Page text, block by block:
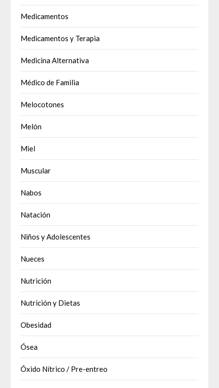
Medicamentos
Medicamentos y Terapia
Medicina Alternativa
Médico de Familia
Melocotones
Melón
Miel
Muscular
Nabos
Natación
Niños y Adolescentes
Nueces
Nutrición
Nutrición y Dietas
Obesidad
Ósea
Óxido Nítrico / Pre-entreo